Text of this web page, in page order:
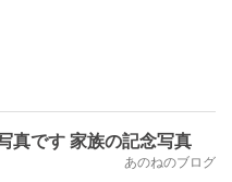
真です 家族の記念写真
あのねのブログ